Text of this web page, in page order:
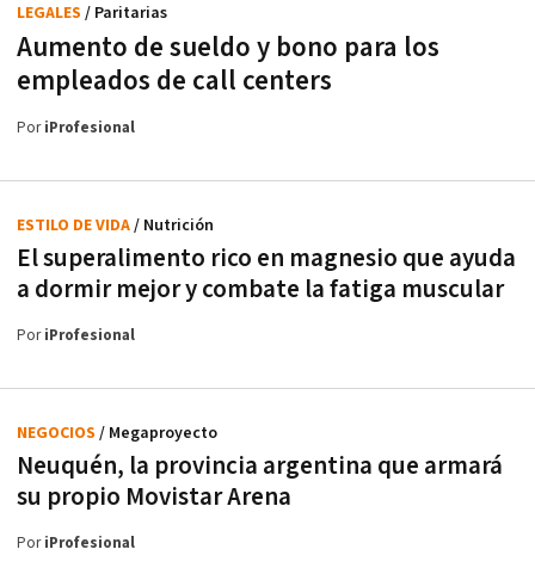
Aumento de sueldo y bono para los
empleados de call centers
LEGALES / Paritarias
PoriProfesional
El superalimento rico en magnesio que ayuda
a dormir mejor y combate la fatiga muscular
ESTILO DE VIDA/ Nutrición
PoriProfesional
Neuquén, la provincia argentina que armará
su propio Movistar Arena
NEGOCIOS / Megaproyecto
PoriProfesional